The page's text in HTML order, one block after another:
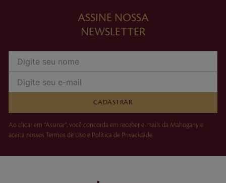
ASSINE NOSSA
NEWSLETTER
CADASTRAR
Ao clicar em “Assinar”, você concorda em receber e-mails da Mahogany e
aceita nossos Termos de Uso e Política de Privacidade.